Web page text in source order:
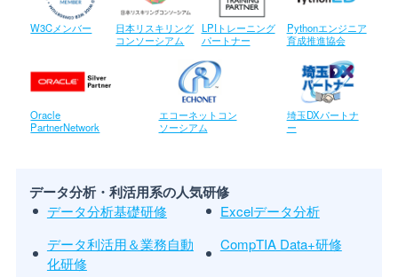
W3Cメンバー
日本リスキリング
コンソーシアム
LPIトレーニング
パートナー
Pythonエンジニア
育成推進協会
Oracle
PartnerNetwork
エコーネットコン
ソーシアム
埼玉DXパートナ
ー
データ分析・利活用系の人気研修
データ分析基礎研修
Excelデータ分析
データ利活用＆業務自動
化研修
CompTIA Data+研修